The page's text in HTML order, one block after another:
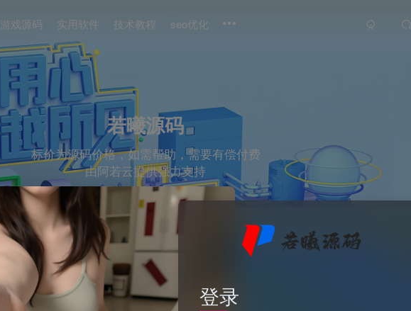
游戏源码 实用软件 技术教程 seo优化
若曦源码
标价为源码价格，如需帮助，需要有偿付费
由阿若云提供强力支持
2025 易支付 '"() 回调
登录